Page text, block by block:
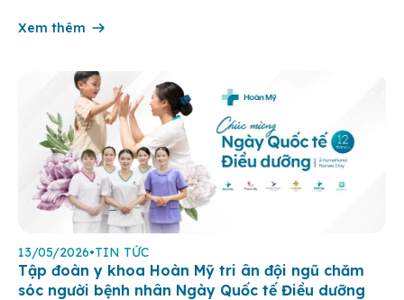
Xem thêm
13/05/2026•TIN TỨC
Tập đoàn y khoa Hoàn Mỹ tri ân đội ngũ chăm
sóc người bệnh nhân Ngày Quốc tế Điều dưỡng